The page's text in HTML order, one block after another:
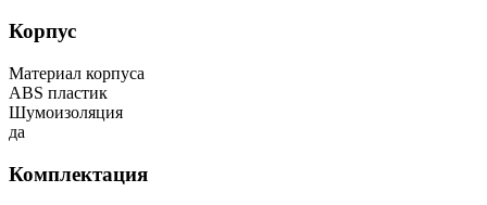
Корпус
Материал корпуса
ABS пластик
Шумоизоляция
да
Комплектация